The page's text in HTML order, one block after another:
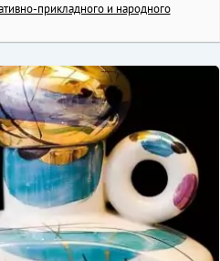
прикладного и народного